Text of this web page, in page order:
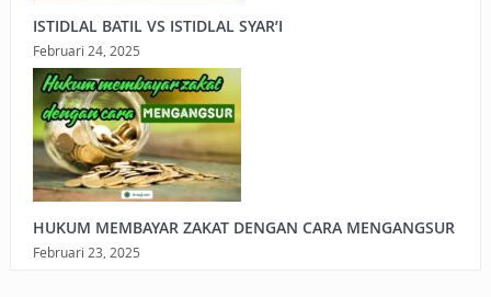
ISTIDLAL BATIL VS ISTIDLAL SYAR’I
Februari 24, 2025
HUKUM MEMBAYAR ZAKAT DENGAN CARA MENGANGSUR
Februari 23, 2025